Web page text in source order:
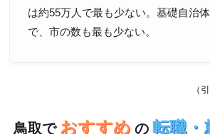
は約55万人で最も少ない。基礎自治
で、市の数も最も少ない。
（
鳥取で おすすめ の 転職・